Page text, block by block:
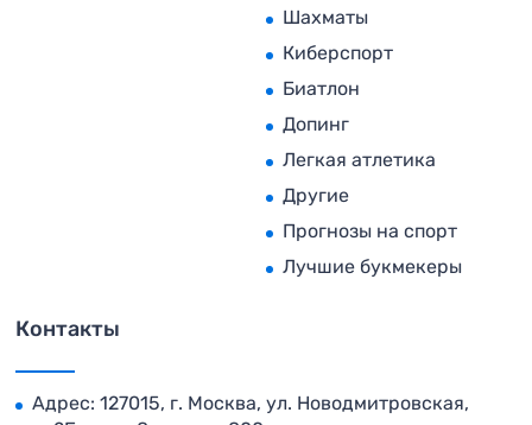
Шахматы
Киберспорт
Биатлон
Допинг
Легкая атлетика
Другие
Прогнозы на спорт
Лучшие букмекеры
Контакты
Адрес: 127015, г. Москва, ул. Новодмитровская,